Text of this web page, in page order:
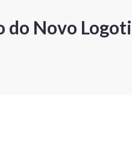
do Novo